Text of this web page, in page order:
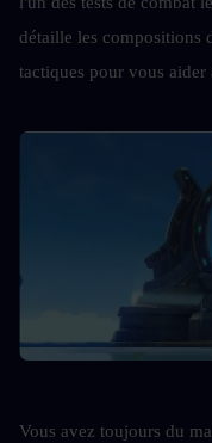
détaille les compositions
tactiques pour vous aider
Vous avez toujours du